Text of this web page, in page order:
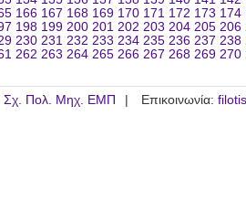
166 167 168 169 170 171 172 173 174
198 199 200 201 202 203 204 205 206
230 231 232 233 234 235 236 237 238
262 263 264 265 266 267 268 269 270
Σχ. Πολ. Μηχ. ΕΜΠ Επικοινωνία: